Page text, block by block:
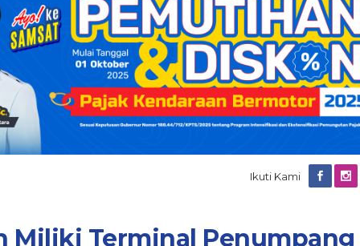
Ikuti Kami
Miliki Terminal Penumpang